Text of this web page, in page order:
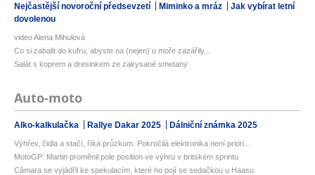
Nejčastější novoroční předsevzetí Miminko a mráz
Jak vybírat letní
dovolenou
video Alena Mihulová
Co si zabalit do kufru, abyste na (nejen) u moře zazářily...
Salát s koprem a dresinkem ze zakysané smetany
Auto-moto
Alko-kalkulačka Rallye Dakar 2025 Dálniční známka 2025
Výhřev, čidla a stačí, říká průzkum. Pokročilá elektronika není priori...
MotoGP: Martin proměnil pole position ve výhru v britském sprintu
Câmara se vyjádřil ke spekulacím, které ho pojí se sedačkou u Haasu